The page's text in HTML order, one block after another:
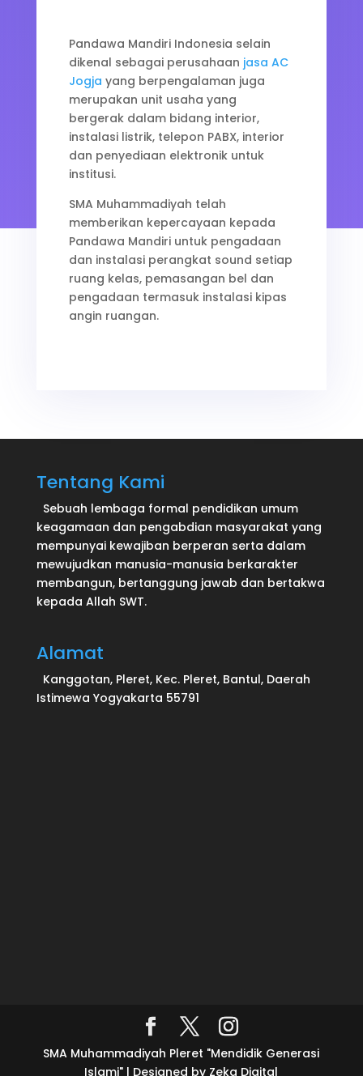
Pandawa Mandiri Indonesia selain
dikenal sebagai perusahaan jasa AC
Jogja yang berpengalaman juga
merupakan unit usaha yang
bergerak dalam bidang interior,
instalasi listrik, telepon PABX, interior
dan penyediaan elektronik untuk
institusi.
SMA Muhammadiyah telah
memberikan kepercayaan kepada
Pandawa Mandiri untuk pengadaan
dan instalasi perangkat sound setiap
ruang kelas, pemasangan bel dan
pengadaan termasuk instalasi kipas
angin ruangan.
Tentang Kami
Sebuah lembaga formal pendidikan umum
keagamaan dan pengabdian masyarakat yang
mempunyai kewajiban berperan serta dalam
mewujudkan manusia-manusia berkarakter
membangun, bertanggung jawab dan bertakwa
kepada Allah SWT.
Alamat
Kanggotan, Pleret, Kec. Pleret, Bantul, Daerah
Istimewa Yogyakarta 55791
SMA Muhammadiyah Pleret "Mendidik Generasi
Islami" | Designed by Zeka Digital